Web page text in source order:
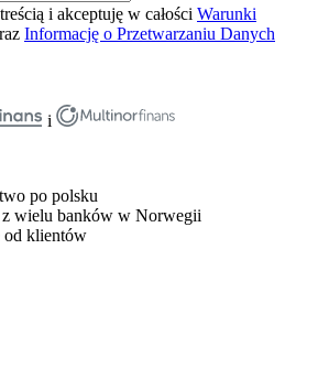
i akceptuję w całości Warunki
Informację o Przetwarzaniu Danych
i
po polsku
wielu banków w Norwegii
od klientów